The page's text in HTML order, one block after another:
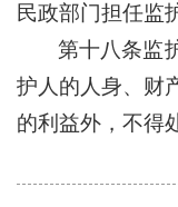
民政部门担任监
第十八条监
护人的人身、财
的利益外，不得